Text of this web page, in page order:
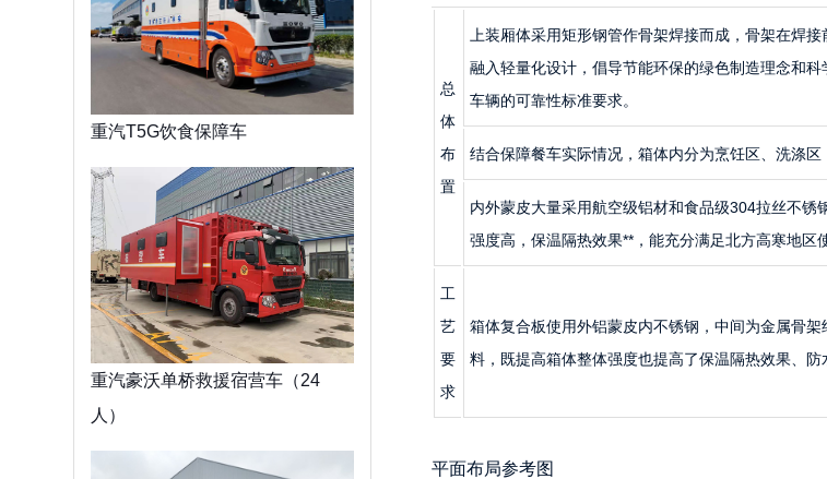
重汽T5G饮食保障车
重汽豪沃单桥救援宿营车（24
人）
总
体
布
置
上装厢体采用矩形钢管作骨架焊接而成，骨架在焊
融入轻量化设计，倡导节能环保的绿色制造理念和
车辆的可靠性标准要求。
结合保障餐车实际情况，箱体内分为烹饪区、洗涤
内外蒙皮大量采用航空级铝材和食品级304拉丝不
强度高，保温隔热效果**，能充分满足北方高寒地区
工
艺
要
求
箱体复合板使用外铝蒙皮内不锈钢，中间为金属骨
料，既提高箱体整体强度也提高了保温隔热效果、防
平面布局参考图